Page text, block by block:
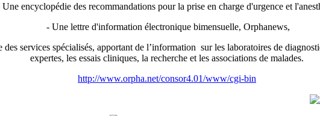
Une encyclopédie des recommandations pour la prise en charge d'urgence et
- Une lettre d'information électronique bimensuelle, Orphanews,
des services spécialisés, apportant de l’information sur les laboratoires de
expertes, les essais cliniques, la recherche et les associations de malades.
http://www.orpha.net/consor4.01/www/cgi-bin